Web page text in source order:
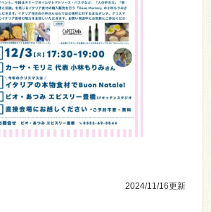
2024/11/16更新